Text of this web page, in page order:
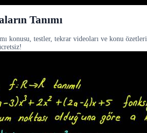
Tanımı
konusu, testler, tekrar videoları ve konu özetleri